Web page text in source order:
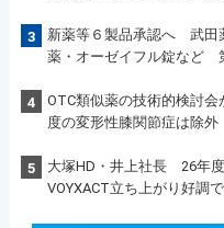
3
新薬等６製品承認へ 武田
薬・オーゼイフル錠など
4
OTC類似薬の技術的検討
度の変形性膝関節症は除
5
大塚HD・井上社長 26年
VOYXACT立ち上がり好調で